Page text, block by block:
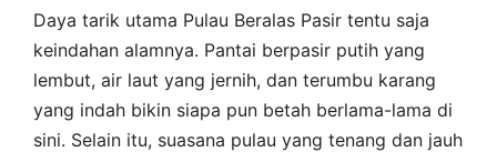
Daya tarik utama Pulau Beralas Pasir tentu saja
keindahan alamnya. Pantai berpasir putih yang
lembut, air laut yang jernih, dan terumbu karang
yang indah bikin siapa pun betah berlama-lama di
sini. Selain itu, suasana pulau yang tenang dan jauh